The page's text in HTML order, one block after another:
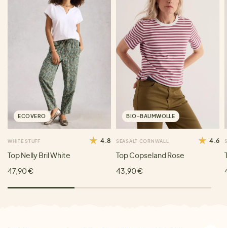
ECOVERO
WHITE STUFF 4.8
Top Nelly Bril White
47,90 €
BIO-BAUMWOLLE
SEASALT CORNWALL 4.6
Top Copseland Rose
43,90 €